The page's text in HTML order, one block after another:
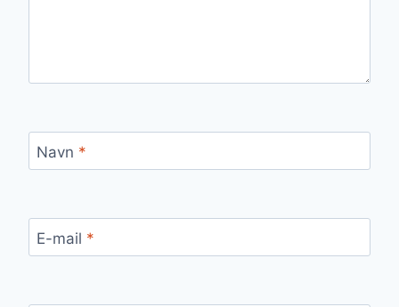
Navn *
E-mail *